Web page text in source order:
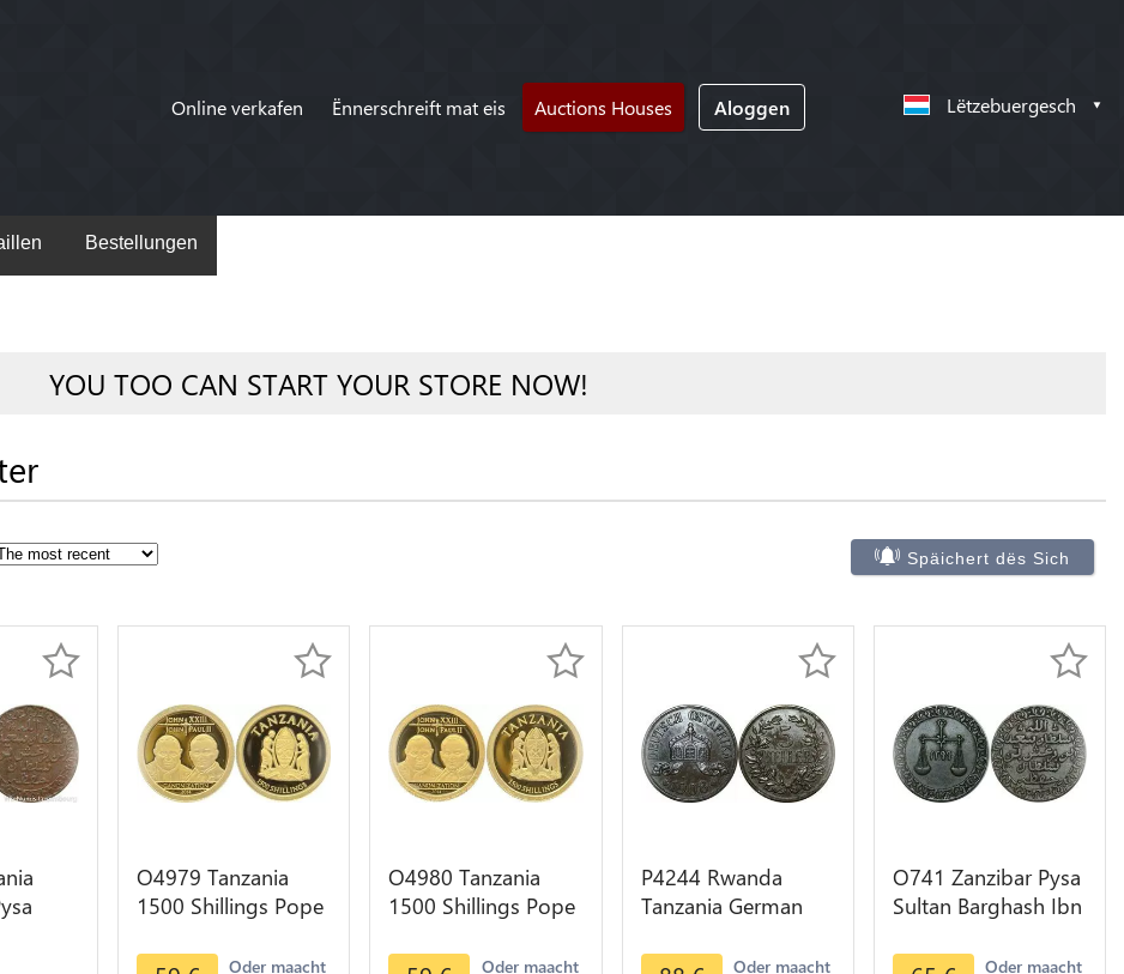
Online verkafen Ënnerschreift mat eis Auctions Houses Aloggen Lëtzebuergesch
Bestellungen
YOU TOO CAN START YOUR STORE NOW!
Späichert dës Sich
AU -
O4979 Tanzania
1500 Shillings Pope
II 2014 Or BE PF
Oder maacht
O4980 Tanzania
1500 Shillings Pope
II 2014 Or BE PF
Oder maacht
P4244 Rwanda
Tanzania German
1908 J ->Make offer
Oder maacht
O741 Zanzibar Pysa
Sultan Barghash Ibn
AH 1299 Oder maacht